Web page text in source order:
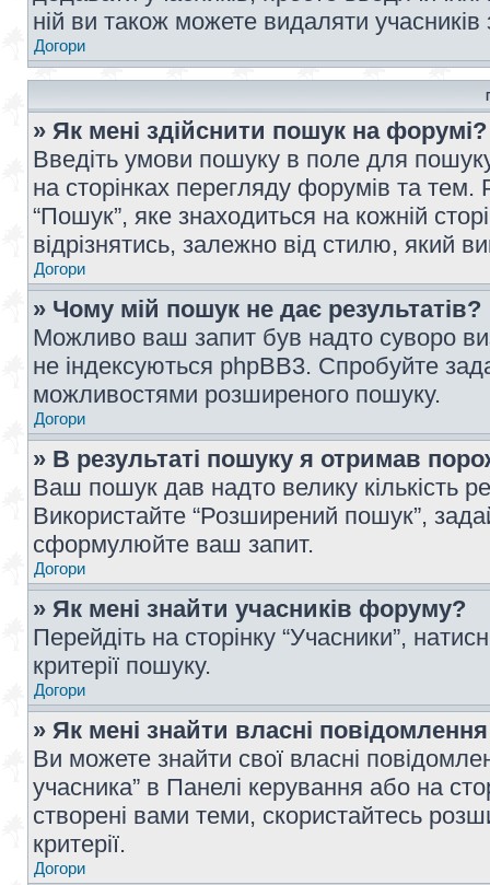
ній ви також можете видаляти учасників
Догори
» Як мені здійснити пошук на форумі?
Введіть умови пошуку в поле для
на сторінках перегляду форумів та
“Пошук”, яке знаходиться на кожній
відрізнятись, залежно від стилю, який
Догори
» Чому мій пошук не дає результатів?
Можливо ваш запит був надто суворо
не індексуються phpBB3. Спробуйте
можливостями розширеного пошуку.
Догори
» В результаті пошуку я отримав
Ваш пошук дав надто велику кількість
Використайте “Розширений пошук”,
сформулюйте ваш запит.
Догори
» Як мені знайти учасників форуму?
Перейдіть на сторінку “Учасники”,
критерії пошуку.
Догори
» Як мені знайти власні
Ви можете знайти свої власні
учасника” в Панелі керування або на
створені вами теми, скористайтесь
критерії.
Догори